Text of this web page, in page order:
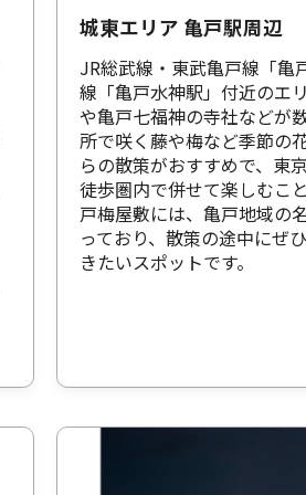
城東エリア 亀戸駅周辺
JR総武線・東武亀戸線「亀
線「亀戸水神駅」付近のエ
や亀戸七福神の寺社などが
所で咲く藤や梅など季節の
らの散策がおすすめで、東
徒歩圏内で併せて楽しむこ
戸梅屋敷には、亀戸地域の
っており、散策の途中にぜ
きたいスポットです。